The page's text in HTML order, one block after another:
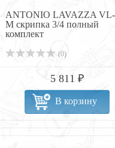
ANTONIO LAVAZZA
M скрипка 3/4 полный
комплект
(0)
5 811 ₽
В корзину